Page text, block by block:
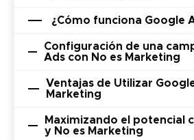
¿Cómo funciona Google
Configuración de una
Ads con No es Marketing
Ventajas de Utilizar
Marketing
Maximizando el potencial
y No es Marketing